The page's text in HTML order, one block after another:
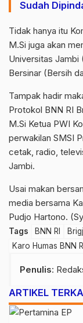
Sudah
Tidak hanya itu
M.Si juga akan
Universitas Jambi
Bersinar (Bersih
Tampak hadir
Protokol BNN RI
M.Si Ketua PWI
perwakilan SMSI
cetak, radio,
Jambi.
Usai makan
media bersama
Pudjo Hartono.
Tags BNN RI
Karo Humas BNN RI
Penulis:
ARTIKEL